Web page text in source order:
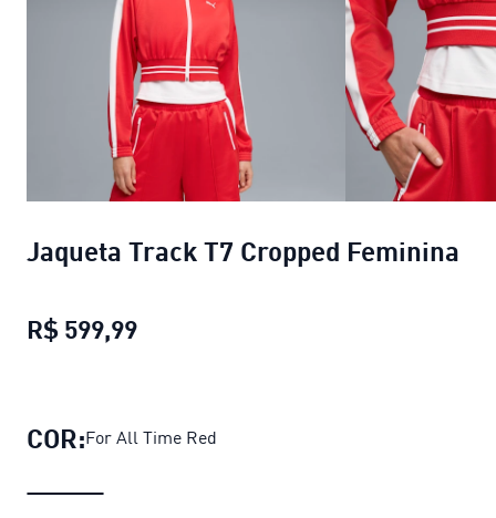
Jaqueta Track T7 Cropped Feminina
R$ 599,99
COR:For All Time Red